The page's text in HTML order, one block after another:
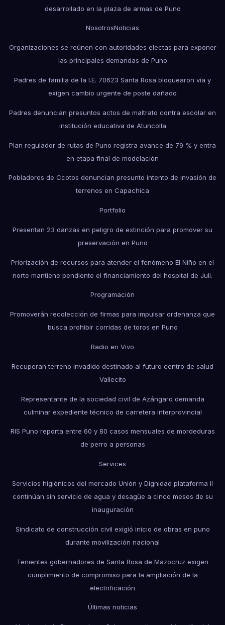
desarrollado en la plaza de armas de Puno
NosotrosNoticias
Organizaciones se reúnen con autoridades electas para exponer
las principales demandas de Puno
Padres de familia de la I.E. 70623 Santa Rosa bloquearon vía y
exigen cambio urgente de poste dañado
Padres denuncian presuntos actos de maltrato contra escolar en
institución educativa de Atuncolla
Plan regulador de rutas de Puno registra avance de 79 % y entra
en etapa final de modelación
Pobladores de Ccotos denuncian presunto intento de invasión de
terrenos en Capachica
Portfolio
Presentan 23 danzas en peligro de extinción para promover su
preservación en Puno
Priorización de recursos para atender el fenómeno El Niño en el
norte mantiene pendiente el financiamiento del hospital de Juli.
Programación
Promoverán recolección de firmas para impulsar ordenanza que
busca prohibir corridas de toros en Puno
Radio en Vivo
Recuperan terreno invadido destinado al futuro centro de salud
Vallecito
Representante de la sociedad civil de Azángaro demanda
culminar expediente técnico de carretera interprovincial
RIS Puno reporta entre 60 y 80 casos mensuales de mordeduras
de perro a personas
Services
Servicios higiénicos del mercado Unión y Dignidad plataforma II
continúan sin servicio de agua y desagüe a cinco meses de su
inauguración
Sindicato de construcción civil exigió inicio de obras en puno
durante movilización nacional
Tenientes gobernadores de Santa Rosa de Mazocruz exigen
cumplimiento de compromiso para la ampliación de la
electrificación
Últimas noticias